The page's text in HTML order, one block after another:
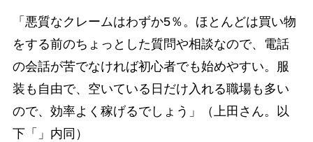
「悪質なクレームはわずか5％。ほとんどは買い物
をする前のちょっとした質問や相談なので、電話
の会話が苦でなければ初心者でも始めやすい。服
装も自由で、空いている日だけ入れる職場も多い
ので、効率よく稼げるでしょう」（上田さん。以
下「」内同）